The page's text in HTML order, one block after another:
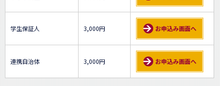
学生保証人 3,000円 お申込み画面へ
連携自治体 3,000円 お申込み画面へ